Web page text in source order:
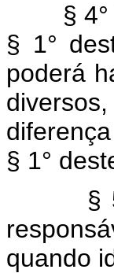
§
§ 1°
poderá
§ 1°
§
quando